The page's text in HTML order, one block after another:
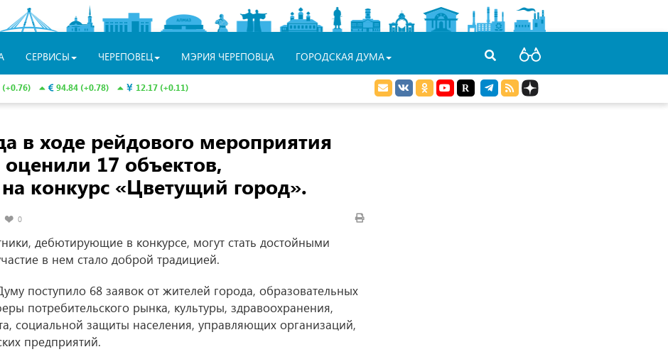
СЕРВИСЫ ЧЕРЕПОВЕЦ МЭРИЯ ЧЕРЕПОВЦА ГОРОДСКАЯ ДУМА
(+0.76) 94.84 (+0.78) 12.17 (+0.11)
в ходе рейдового мероприятия
17 объектов,
конкурс «Цветущий город».
0
дебютирующие в конкурсе, могут стать достойными
в нем стало доброй традицией.
поступило 68 заявок от жителей города, образовательных
потребительского рынка, культуры, здравоохранения,
социальной защиты населения, управляющих организаций,
предприятий.